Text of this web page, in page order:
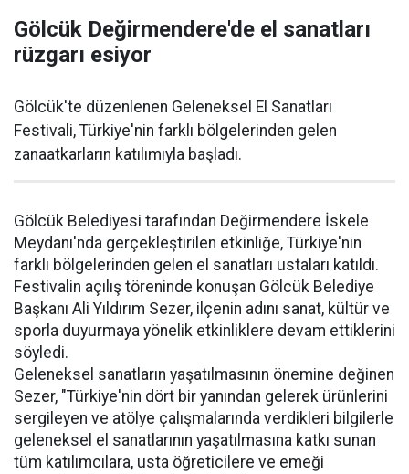
Gölcük Değirmendere'de el sanatları
rüzgarı esiyor
Gölcük'te düzenlenen Geleneksel El Sanatları
Festivali, Türkiye'nin farklı bölgelerinden gelen
zanaatkarların katılımıyla başladı.
Gölcük Belediyesi tarafından Değirmendere İskele
Meydanı'nda gerçekleştirilen etkinliğe, Türkiye'nin
farklı bölgelerinden gelen el sanatları ustaları katıldı.
Festivalin açılış töreninde konuşan Gölcük Belediye
Başkanı Ali Yıldırım Sezer, ilçenin adını sanat, kültür ve
sporla duyurmaya yönelik etkinliklere devam ettiklerini
söyledi.
Geleneksel sanatların yaşatılmasının önemine değinen
Sezer, "Türkiye'nin dört bir yanından gelerek ürünlerini
sergileyen ve atölye çalışmalarında verdikleri bilgilerle
geleneksel el sanatlarının yaşatılmasına katkı sunan
tüm katılımcılara, usta öğreticilere ve emeği